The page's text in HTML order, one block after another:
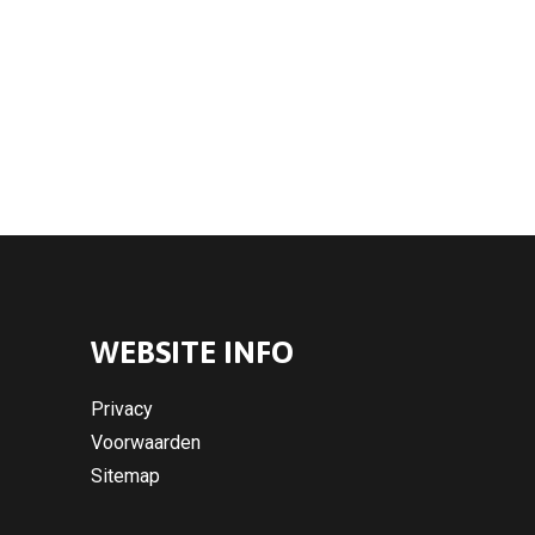
WEBSITE INFO
Privacy
Voorwaarden
Sitemap